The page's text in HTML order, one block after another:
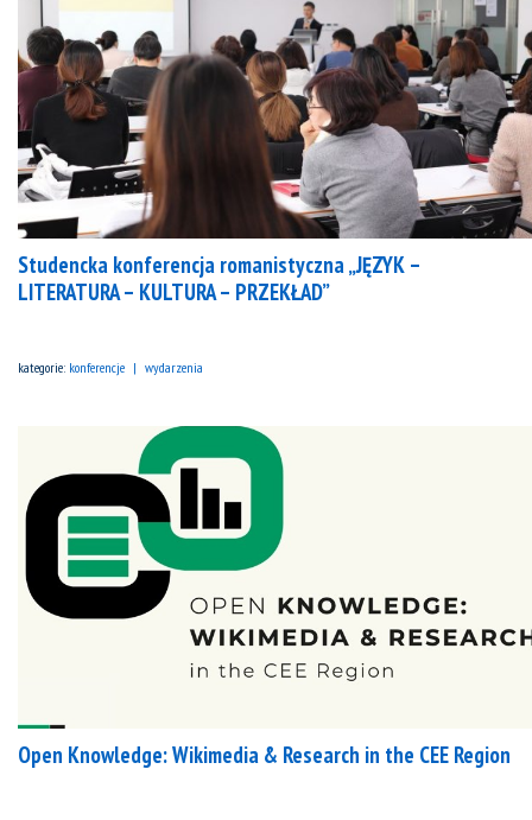
Studencka konferencja romanistyczna „JĘZYK –
LITERATURA – KULTURA – PRZEKŁAD”
kategorie: konferencje wydarzenia
Open Knowledge: Wikimedia & Research in the CEE Region